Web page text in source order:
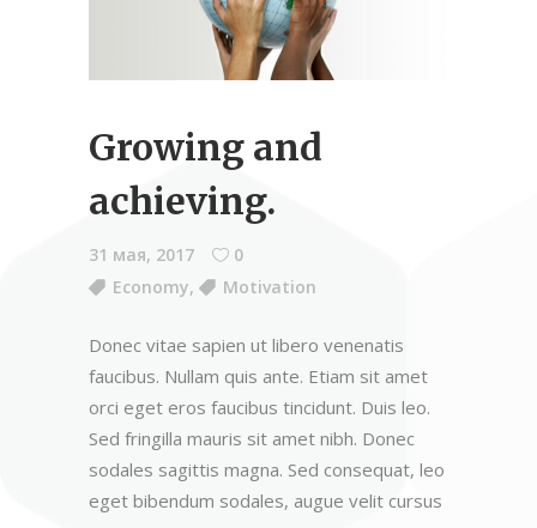
Growing and
achieving.
31 мая, 2017
0
Economy, Motivation
Donec vitae sapien ut libero venenatis
faucibus. Nullam quis ante. Etiam sit amet
orci eget eros faucibus tincidunt. Duis leo.
Sed fringilla mauris sit amet nibh. Donec
sodales sagittis magna. Sed consequat, leo
eget bibendum sodales, augue velit cursus